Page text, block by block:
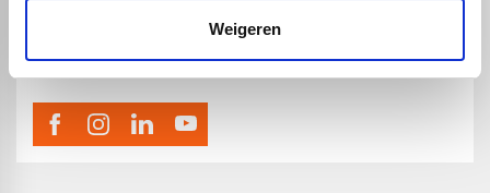
Weigeren
mail